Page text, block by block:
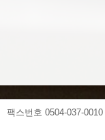
팩스번호 0504-037-0010